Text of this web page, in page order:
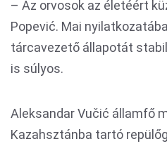
– Az orvosok az életéért
Popević. Mai
tárcavezető állapotát
is súlyos.
Aleksandar Vučić államfő
Kazahsztánba tartó